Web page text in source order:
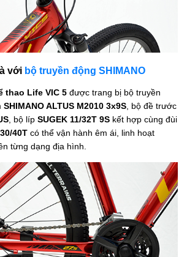
với bộ truyền động SHIMANO
thao Life VIC 5 được trang bị bộ truyền
SHIMANO ALTUS M2010 3x9S , bộ đề trước
, bộ líp SUGEK 11/32T 9S kết hợp cùng đùi
40T có thể vận hành êm ái, linh hoạt
từng dạng địa hình.